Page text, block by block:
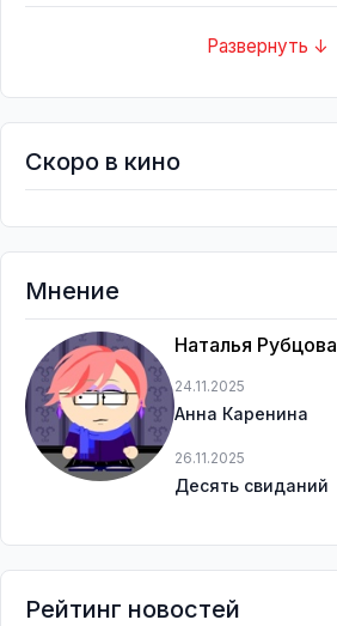
Развернуть ↓
Скоро в кино
Мнение
Наталья Рубцова
24.11.2025
Анна Каренина
26.11.2025
Десять свиданий
Рейтинг новостей